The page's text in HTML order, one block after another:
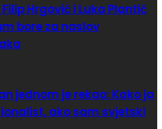
Hrgović i Luka Plantić
bore za naslov
jednom je rekao: Kako ja
ako sam svjetski